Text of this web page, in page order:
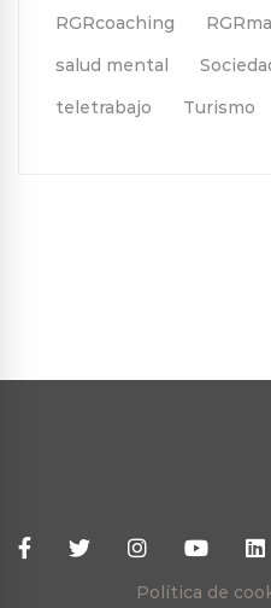
RGRcoaching
salud mental
teletrabajo
Turismo
Política de